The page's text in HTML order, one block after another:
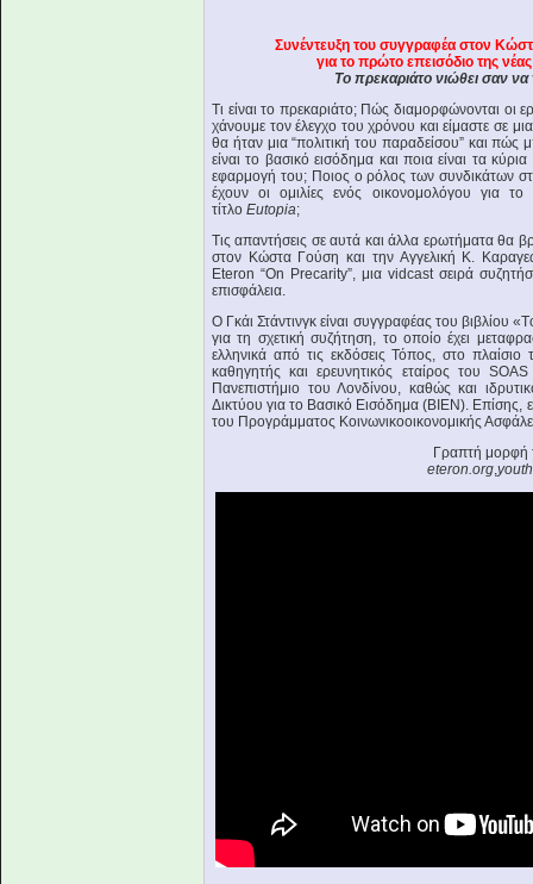
Συνέντευξη του συγγραφέα στον
για το πρώτο επεισόδιο της
Το πρεκαριάτο νιώθει σαν
Τι είναι το πρεκαριάτο; Πώς διαμορφώνονται οι
χάνουμε τον έλεγχο του χρόνου και είμαστε σε
θα ήταν μια “πολιτική του παραδείσου” και πώς
είναι το βασικό εισόδημα και ποια είναι τα
εφαρμογή του; Ποιος ο ρόλος των συνδικάτων
έχουν οι ομιλίες ενός οικονομολόγου για
τίτλο Eutopia;
Τις απαντήσεις σε αυτά και άλλα ερωτήματα θα
στον Κώστα Γούση και την Αγγελική K.
Eteron “On Precarity”, μια vidcast σειρά
επισφάλεια.
Ο Γκάι Στάντινγκ είναι συγγραφέας του βιβλίου
για τη σχετική συζήτηση, το οποίο έχει
ελληνικά από τις εκδόσεις Τόπος, στο πλαίσιο
καθηγητής και ερευνητικός εταίρος του
Πανεπιστήμιο του Λονδίνου, καθώς και
Δικτύου για το Βασικό Εισόδημα (BIEN). Επίσης,
του Προγράμματος Κοινωνικοοικονομικής
Γραπτή μορφή
eteron.org,